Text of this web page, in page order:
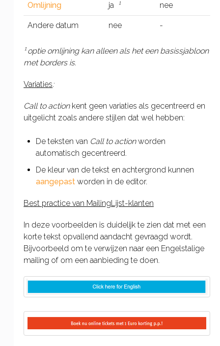
Omlijning ja ¹ nee
Andere datum nee -
¹ optie omlijning kan alleen als het een basissjabloon
met borders is.
Variaties:
Call to actionkent geen variaties als gecentreerd en
uitgelicht zoals andere stijlen dat wel hebben:
De teksten van Call to actionworden
automatisch gecentreerd.
De kleur van de tekst en achtergrond kunnen
aangepast worden in de editor.
Best practice van MailingLijst-klanten
In deze voorbeelden is duidelijk te zien dat met een
korte tekst opvallend aandacht gevraagd wordt.
Bijvoorbeeld om te verwijzen naar een Engelstalige
mailing of om een aanbieding te doen.